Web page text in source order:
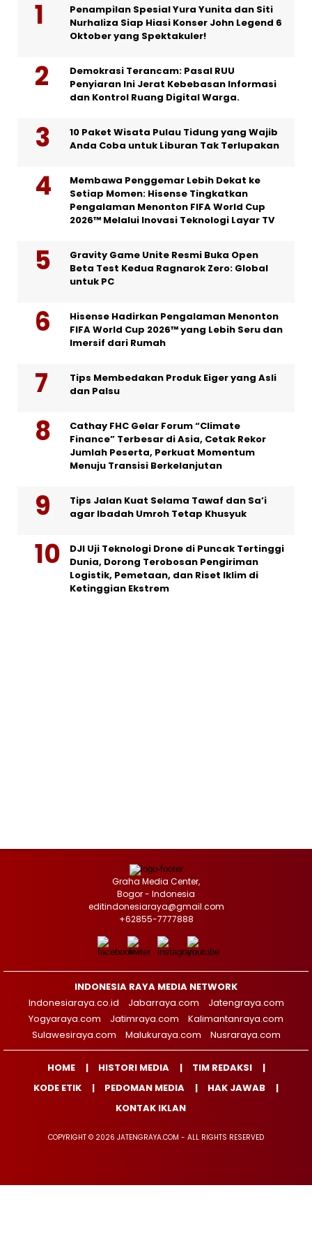
Penampilan Spesial Yura Yunita dan Siti
Nurhaliza Siap Hiasi Konser John Legend 6
Oktober yang Spektakuler!
Demokrasi Terancam: Pasal RUU
Penyiaran Ini Jerat Kebebasan Informasi
dan Kontrol Ruang Digital Warga.
10 Paket Wisata Pulau Tidung yang Wajib
Anda Coba untuk Liburan Tak Terlupakan
Membawa Penggemar Lebih Dekat ke
Setiap Momen: Hisense Tingkatkan
Pengalaman Menonton FIFA World Cup
2026™ Melalui Inovasi Teknologi Layar TV
Gravity Game Unite Resmi Buka Open
Beta Test Kedua Ragnarok Zero: Global
untuk PC
Hisense Hadirkan Pengalaman Menonton
FIFA World Cup 2026™ yang Lebih Seru dan
Imersif dari Rumah
Tips Membedakan Produk Eiger yang Asli
dan Palsu
Cathay FHC Gelar Forum “Climate
Finance” Terbesar di Asia, Cetak Rekor
Jumlah Peserta, Perkuat Momentum
Menuju Transisi Berkelanjutan
Tips Jalan Kuat Selama Tawaf dan Sa’i
agar Ibadah Umroh Tetap Khusyuk
DJI Uji Teknologi Drone di Puncak Tertinggi
Dunia, Dorong Terobosan Pengiriman
Logistik, Pemetaan, dan Riset Iklim di
Ketinggian Ekstrem
Graha Media Center,
Bogor - Indonesia
editindonesiaraya@gmail.com
+62855-7777888
INDONESIA RAYA MEDIA NETWORK
Indonesiaraya.co.id
Jabarraya.com
Jatengraya.com
Yogyaraya.com
Jatimraya.com
Kalimantanraya.com
Sulawesiraya.com
Malukuraya.com Nusraraya.com
HOME HISTORI MEDIA
TIM REDAKSI
KODE ETIK
PEDOMAN MEDIA
HAK JAWAB
KONTAK IKLAN
COPYRIGHT © 2026 JATENGRAYA.COM - ALL RIGHTS RESERVED